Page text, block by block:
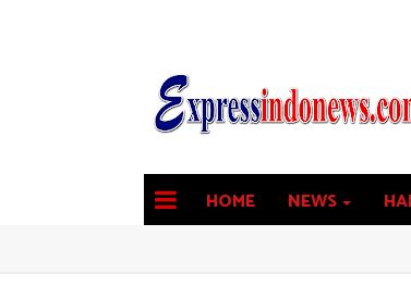
HOME NEWS